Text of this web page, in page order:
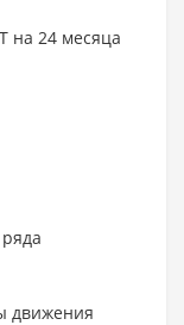
на 24 месяца
движения